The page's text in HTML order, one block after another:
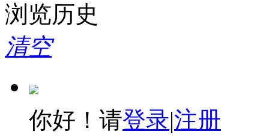
浏览历史
清空
你好！请登录|注册